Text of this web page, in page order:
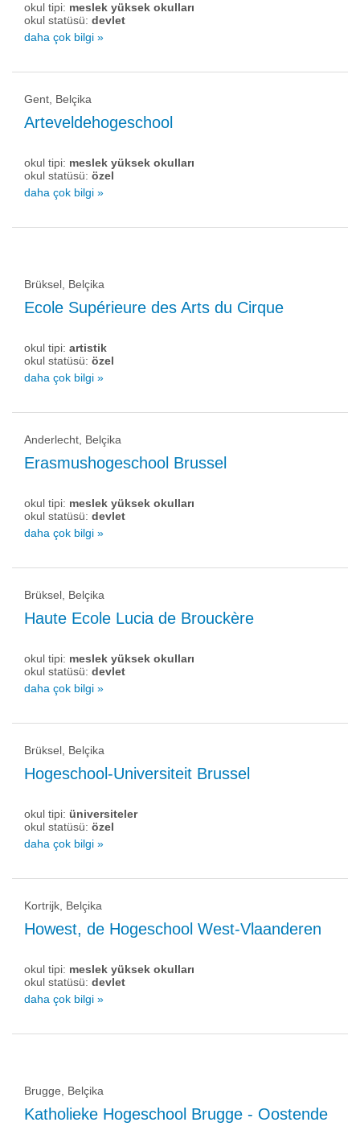
okul tipi: meslek yüksek okulları
okul statüsü: devlet
daha çok bilgi »
Gent, Belçika
Arteveldehogeschool
okul tipi: meslek yüksek okulları
okul statüsü: özel
daha çok bilgi »
Brüksel, Belçika
Ecole Supérieure des Arts du Cirque
okul tipi: artistik
okul statüsü: özel
daha çok bilgi »
Anderlecht, Belçika
Erasmushogeschool Brussel
okul tipi: meslek yüksek okulları
okul statüsü: devlet
daha çok bilgi »
Brüksel, Belçika
Haute Ecole Lucia de Brouckère
okul tipi: meslek yüksek okulları
okul statüsü: devlet
daha çok bilgi »
Brüksel, Belçika
Hogeschool-Universiteit Brussel
okul tipi: üniversiteler
okul statüsü: özel
daha çok bilgi »
Kortrijk, Belçika
Howest, de Hogeschool West-Vlaanderen
okul tipi: meslek yüksek okulları
okul statüsü: devlet
daha çok bilgi »
Brugge, Belçika
Katholieke Hogeschool Brugge - Oostende